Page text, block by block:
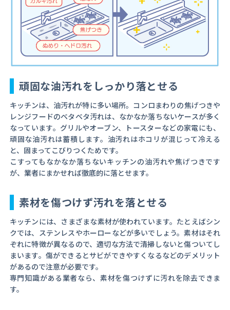
頑固な油汚れをしっかり落とせる
キッチンは、油汚れが特に多い場所。コンロまわりの焦げつきや
レンジフードのベタベタ汚れは、なかなか落ちないケースが多く
なっています。グリルやオーブン、トースターなどの家電にも、
頑固な油汚れは蓄積します。油汚れはホコリが混じって冷える
と、固まってこびりつくためです。
こすってもなかなか落ちないキッチンの油汚れや焦げつきです
が、業者にまかせれば徹底的に落とせます。
素材を傷つけず汚れを落とせる
キッチンには、さまざまな素材が使われています。たとえばシン
クでは、ステンレスやホーローなどが多いでしょう。素材はそれ
ぞれに特徴が異なるので、適切な方法で清掃しないと傷ついてし
まいます。傷ができるとサビができやすくなるなどのデメリット
があるので注意が必要です。
専門知識がある業者なら、素材を傷つけずに汚れを除去できま
す。